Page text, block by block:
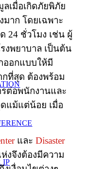
IP
เมื่อเกิดภัยพิภัย
มาก โดยเฉพาะ
24 ชั่วโมง เช่น ผู้
งพยาบาล เป็นต้น
ออกแบบให้มี
ที่สุด ต้องพร้อม
ต่อพนักงานและ
แม้แต่น้อย เมื่อ
และDisaster
งจึงต้องมีความ